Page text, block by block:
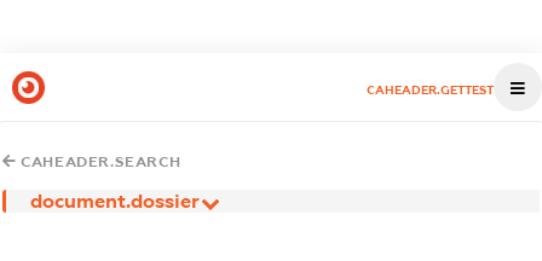
CAHEADER.GETTEST
CAHEADER.SEARCH
document.dossier